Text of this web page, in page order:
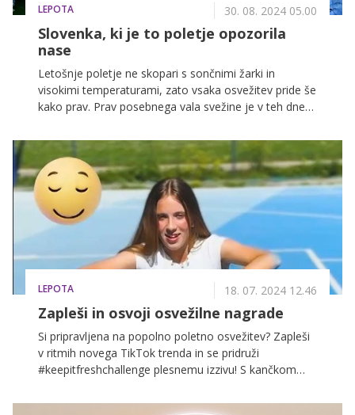
LEPOTA 30. 08. 2024 05.00
Slovenka, ki je to poletje opozorila
nase
Letošnje poletje ne skopari s sončnimi žarki in
visokimi temperaturami, zato vsaka osvežitev pride še
kako prav. Prav posebnega vala svežine je v teh dneh
viralni TikTok 'fresh' plesni hit tega poletja in postala
velika zmagovalka #keepitfreshchallenge plesnega
izziva. Spoznajmo jo!
LEPOTA 18. 07. 2024 12.46
Zapleši in osvoji osvežilne nagrade
Si pripravljena na popolno poletno osvežitev? Zapleši
v ritmih novega TikTok trenda in se pridruži
#keepitfreshchallenge plesnemu izzivu! S kančkom
osvojiš popolni paket svežine za vsak trenutek dneva!